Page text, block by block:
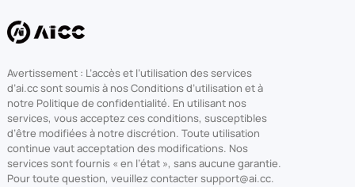
Avertissement : L’accès et l’utilisation des services
d’ai.cc sont soumis à nos Conditions d’utilisation et à
notre Politique de confidentialité. En utilisant nos
services, vous acceptez ces conditions, susceptibles
d’être modifiées à notre discrétion. Toute utilisation
continue vaut acceptation des modifications. Nos
services sont fournis « en l’état », sans aucune garantie.
Pour toute question, veuillez contacter support@ai.cc.